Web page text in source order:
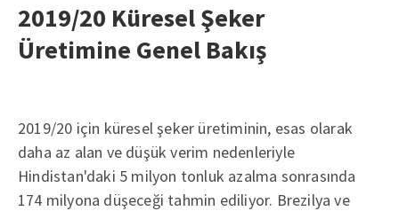
2019/20 Küresel Şeker
Üretimine Genel Bakış
2019/20 için küresel şeker üretiminin, esas olarak
daha az alan ve düşük verim nedenleriyle
Hindistan'daki 5 milyon tonluk azalma sonrasında
174 milyona düşeceği tahmin ediliyor. Brezilya ve